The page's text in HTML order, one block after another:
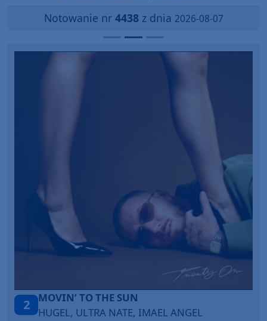
Notowanie nr 4438z dnia 2026-08-07
3
LEGENDARY LOVERS (SAVE ME)
KATY PERRY & CHIEF KEEF